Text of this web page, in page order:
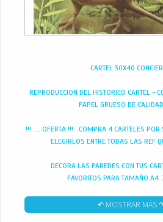
CARTEL 30X40
REPRODUCCION DEL HISTORICO CARTEL -
PAPEL GRUESO DE
!!! .... OFERTA !!! ..COMPRA 4 CARTELES POR
ELEGIRLOS ENTRE TODAS LAS REF
DECORA LAS PAREDES CON TUS
FAVORITOS.PARA TAMAÑO
↶ MOSTRAR MÁS